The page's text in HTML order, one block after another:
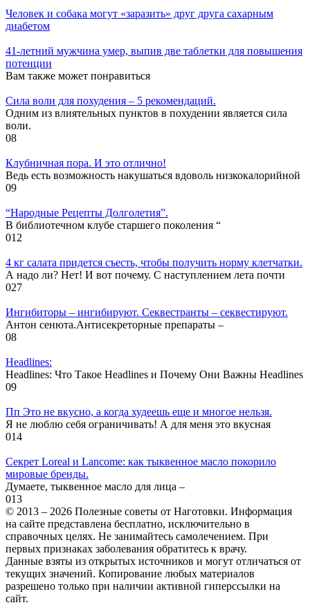
Человек и собака могут «заразить» друг друга сахарным
диабетом
41-летний мужчина умер, выпив две таблетки для повышения
потенции
Вам также может понравиться
Cила воли для похудения – 5 рекомендаций.
Одним из влиятельных пунктов в похудении является сила
воли.
08
Клубничная пора. И это отлично!
Ведь есть возможность накушаться вдоволь низкокалорийной
09
“Народные Рецепты Долголетия”.
В библиотечном клубе старшего поколения “
012
4 кг салата придется съесть, чтобы получить норму клетчатки.
А надо ли? Нет! И вот почему. С наступлением лета почти
027
Ингибиторы – ингибируют. Секвестранты – секвестируют.
Антон сенюта.Антисекреторные препараты –
08
Headlines:
Headlines: Что Такое Headlines и Почему Они Важны Headlines
09
Пп Это не вкусно, а когда худеешь еще и многое нельзя.
Я не люблю себя ограничивать! А для меня это вкусная
014
Секрет Loreal и Lancome: как тыквенное масло покорило
мировые бренды.
Думаете, тыквенное масло для лица –
013
© 2013 – 2026 Полезные советы от Наготовки. Информация
на сайте представлена бесплатно, исключительно в
справочных целях. Не занимайтесь самолечением. При
первых признаках заболевания обратитесь к врачу.
Данные взяты из открытых источников и могут отличаться от
текущих значений. Копирование любых материалов
разрешено только при наличии активной гиперссылки на
сайт.